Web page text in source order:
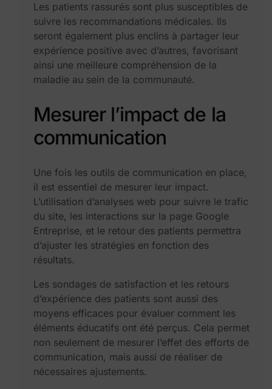
Les patients rassurés sont plus susceptibles de
suivre les recommandations médicales. Ils
seront également plus enclins à partager leur
expérience positive avec d’autres, favorisant
ainsi une meilleure compréhension de la
maladie au sein de la communauté.
Mesurer l’impact de la
communication
Une fois les outils de communication en place,
il est essentiel de mesurer leur impact.
L’utilisation d’analyses web pour suivre le trafic
du site, les interactions sur la page Google
Entreprise, et le retour des patients permettra
d’ajuster les stratégies en fonction des
résultats.
Les sondages de satisfaction et les retours
d’expérience des patients sont aussi des
moyens efficaces pour évaluer comment les
éléments éducatifs ont été perçus. Cela permet
non seulement de mesurer l’effet des efforts de
communication, mais aussi de réaliser de
nécessaires ajustements.